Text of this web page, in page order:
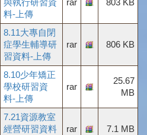
與執行研習資
料-上傳
rar 803 KB
8.11大專自閉
症學生輔導研
習資料-上傳
rar 806 KB
8.10少年矯正
學校研習資
料-上傳
rar
25.67
MB
7.21資源教室
經營研習資料
rar 7.1 MB